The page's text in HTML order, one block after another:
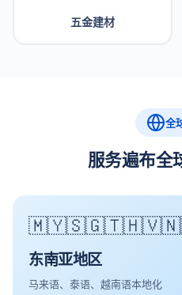
五金建材
全
服务遍布全
东南亚地区
马来语、泰语、越南语本地化